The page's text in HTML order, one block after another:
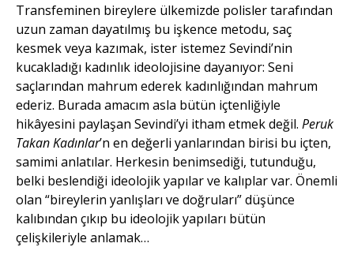
Transfeminen bireylere ülkemizde polisler tarafından
uzun zaman dayatılmış bu işkence metodu, saç
kesmek veya kazımak, ister istemez Sevindi’nin
kucakladığı kadınlık ideolojisine dayanıyor: Seni
saçlarından mahrum ederek kadınlığından mahrum
ederiz. Burada amacım asla bütün içtenliğiyle
hikâyesini paylaşan Sevindi’yi itham etmek değil. Peruk
Takan Kadınlar’n en değerli yanlarından birisi bu içten,
samimi anlatılar. Herkesin benimsediği, tutunduğu,
belki beslendiği ideolojik yapılar ve kalıplar var. Önemli
olan “bireylerin yanlışları ve doğruları” düşünce
kalıbından çıkıp bu ideolojik yapıları bütün
çelişkileriyle anlamak…